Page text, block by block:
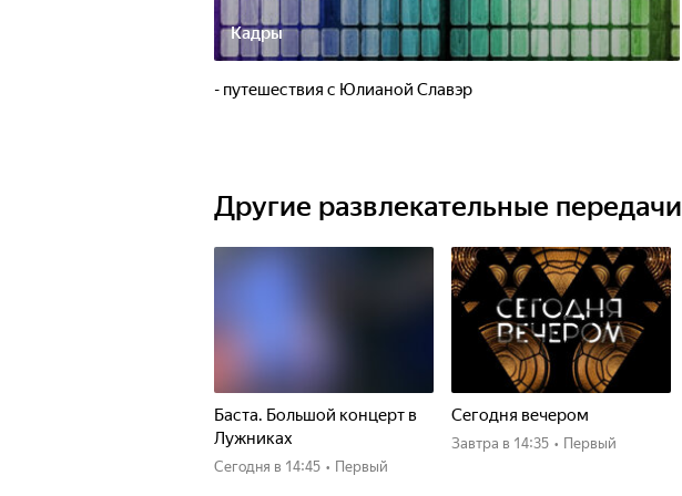
Кадры
- путешествия с Юлианой Славэр
Другие развлекательные передачи
Баста. Большой концерт в
Лужниках
Сегодня в 14:45 • Первый
Сегодня вечером
Завтра в 14:35 • Первый